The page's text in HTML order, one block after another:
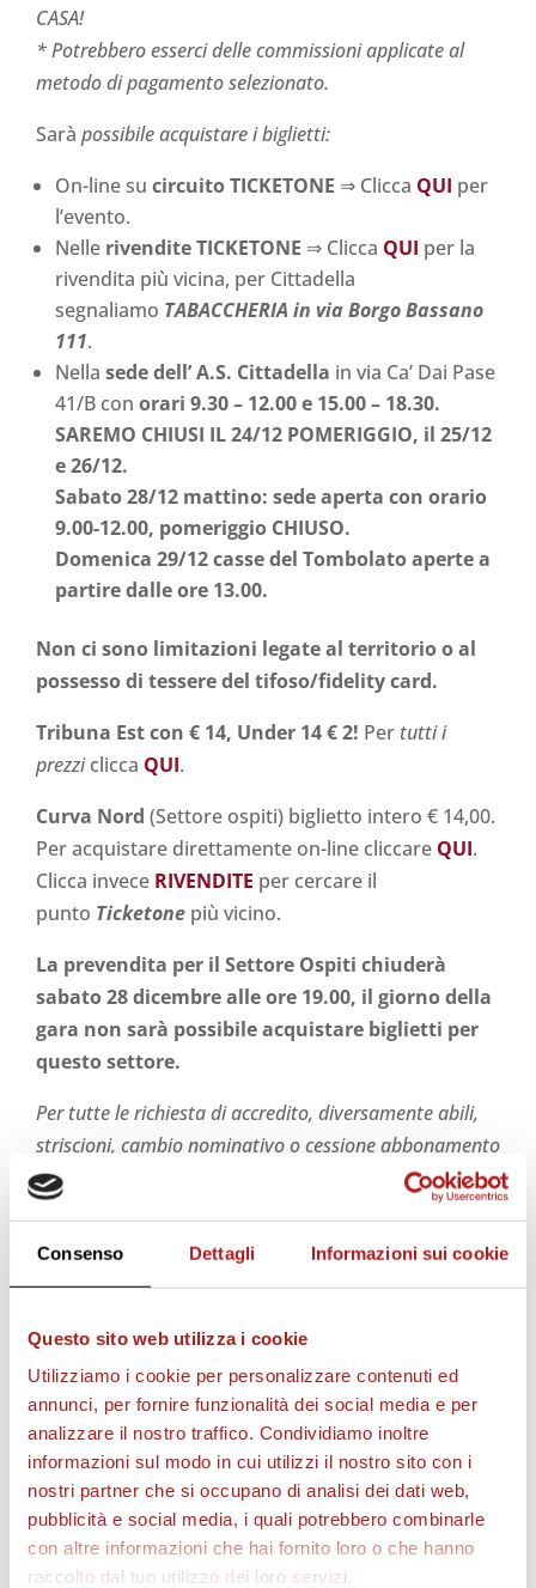
Consenso Dettagli Informazioni sui cookie
Questo sito web utilizza i cookie
Utilizziamo i cookie per personalizzare contenuti ed
annunci, per fornire funzionalità dei social media e per
analizzare il nostro traffico. Condividiamo inoltre
informazioni sul modo in cui utilizzi il nostro sito con i
nostri partner che si occupano di analisi dei dati web,
pubblicità e social media, i quali potrebbero combinarle
con altre informazioni che hai fornito loro o che hanno
raccolto dal tuo utilizzo dei loro servizi.
CASA!
* Potrebbero esserci delle commissioni applicate al
metodo di pagamento selezionato.
Sarà possibile acquistare i biglietti:
On-line su circuito TICKETONE ⇒ Clicca QUI per
l’evento.
Nelle rivendite TICKETONE ⇒ Clicca QUI per la
rivendita più vicina, per Cittadella
segnaliamo TABACCHERIA in via Borgo Bassano
111.
Nella sede dell’ A.S. Cittadella in via Ca’ Dai Pase
41/B con orari 9.30 – 12.00 e 15.00 – 18.30.
SAREMO CHIUSI IL 24/12 POMERIGGIO, il 25/12
e 26/12.
Sabato 28/12 mattino: sede aperta con orario
9.00-12.00, pomeriggio CHIUSO.
Domenica 29/12 casse del Tombolato aperte a
partire dalle ore 13.00.
Non ci sono limitazioni legate al territorio o al
possesso di tessere del tifoso/fidelity card.
Tribuna Est con € 14, Under 14 € 2! Per tutti i
prezziclicca QUI.
Curva Nord (Settore ospiti) biglietto intero € 14,00.
Per acquistare direttamente on-line cliccare QUI.
Clicca invece RIVENDITE per cercare il
punto Ticketone più vicino.
La prevendita per il Settore Ospiti chiuderà
sabato 28 dicembre alle ore 19.00, il giorno della
gara non sarà possibile acquistare biglietti per
questo settore.
Per tutte le richiesta di accredito, diversamente abili,
striscioni, cambio nominativo o cessione abbonamento
cliccare